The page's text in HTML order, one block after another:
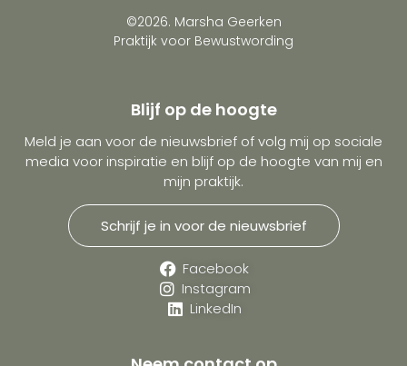
©2026. Marsha Geerken
Praktijk voor Bewustwording
Blijf op de hoogte
Meld je aan voor de nieuwsbrief of volg mij op sociale
media voor inspiratie en blijf op de hoogte van mij en
mijn praktijk.
Schrijf je in voor de nieuwsbrief
Facebook
Instagram
LinkedIn